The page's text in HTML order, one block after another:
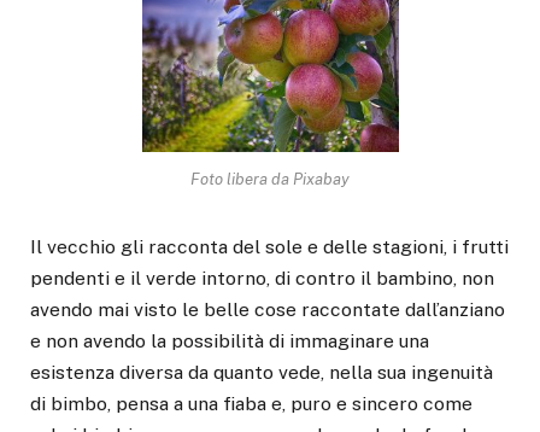
Foto libera da Pixabay
Il vecchio gli racconta del sole e delle stagioni, i frutti
pendenti e il verde intorno, di contro il bambino, non
avendo mai visto le belle cose raccontate dall’anziano
e non avendo la possibilità di immaginare una
esistenza diversa da quanto vede, nella sua ingenuità
di bimbo, pensa a una fiaba e, puro e sincero come